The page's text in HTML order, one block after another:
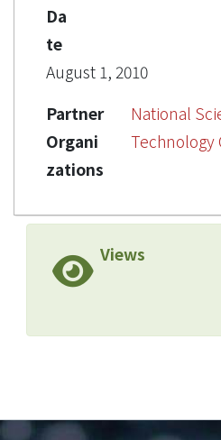
Da
te
August 1, 2010
Partner
Organi
zations
National
Technology
Views